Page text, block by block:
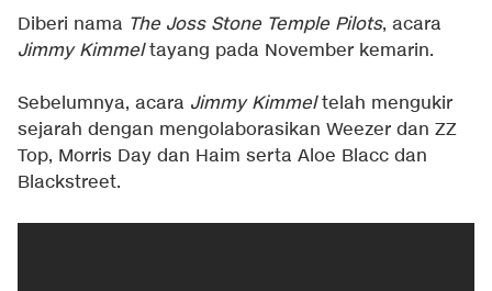
Diberi nama The Joss Stone Temple Pilots, acara
Jimmy Kimmeltayang pada November kemarin.
Sebelumnya, acara Jimmy Kimmeltelah mengukir
sejarah dengan mengolaborasikan Weezer dan ZZ
Top, Morris Day dan Haim serta Aloe Blacc dan
Blackstreet.